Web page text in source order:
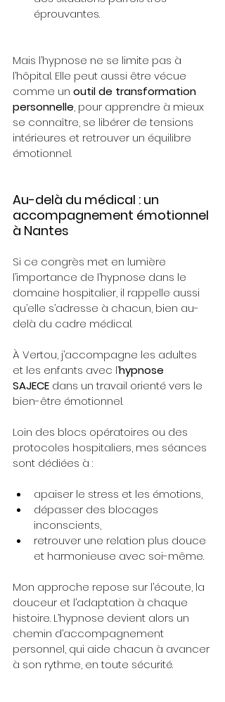
éprouvantes.
Mais l’hypnose ne se limite pas à
l’hôpital. Elle peut aussi être vécue
comme un outil de transformation
personnelle, pour apprendre à mieux
se connaître, se libérer de tensions
intérieures et retrouver un équilibre
émotionnel.
Au-delà du médical : un
accompagnement émotionnel
à Nantes
Si ce congrès met en lumière
l’importance de l’hypnose dans le
domaine hospitalier, il rappelle aussi
qu’elle s’adresse à chacun, bien au-
delà du cadre médical.
À Vertou, j’accompagne les adultes
et les enfants avec l’hypnose
SAJECE dans un travail orienté vers le
bien-être émotionnel.
Loin des blocs opératoires ou des
protocoles hospitaliers, mes séances
sont dédiées à :
apaiser le stress et les émotions,
dépasser des blocages
inconscients,
retrouver une relation plus douce
et harmonieuse avec soi-même.
Mon approche repose sur l’écoute, la
douceur et l’adaptation à chaque
histoire. L’hypnose devient alors un
chemin d’accompagnement
personnel, qui aide chacun à avancer
à son rythme, en toute sécurité.